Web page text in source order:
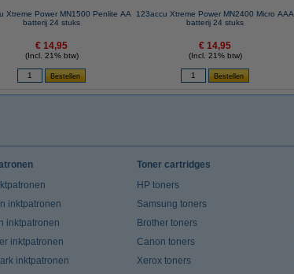
Xtreme Power MN1500 Penlite AA
batterij 24 stuks
€ 14,95
(Incl. 21% btw)
123accu Xtreme Power MN2400 Micro AAA
batterij 24 stuks
€ 14,95
(Incl. 21% btw)
inktpatronen
inktpatronen
inktpatronen
inktpatronen
Toner cartridges
HP toners
Samsung toners
Brother toners
Canon toners
Xerox toners